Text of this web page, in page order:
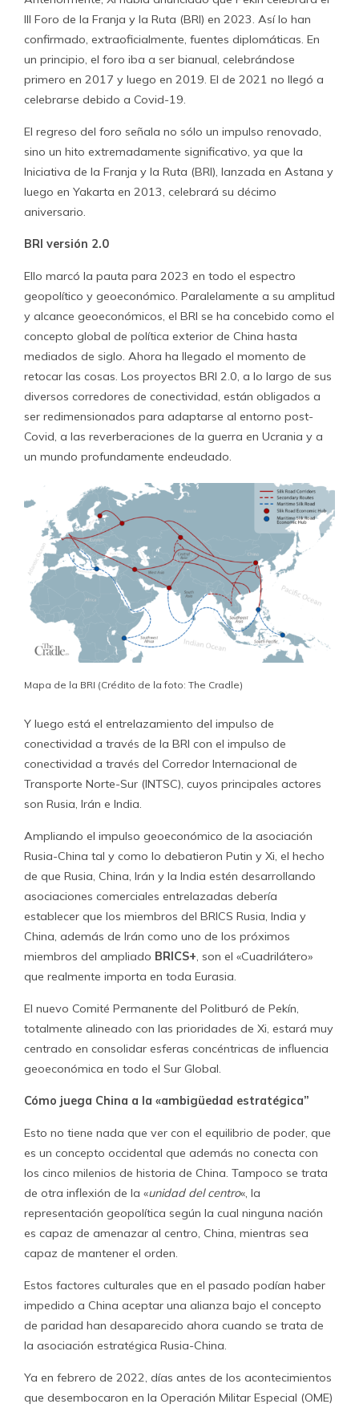
III Foro de la Franja y la Ruta (BRI) en 2023. Así lo han
confirmado, extraoficialmente, fuentes diplomáticas. En
un principio, el foro iba a ser bianual, celebrándose
primero en 2017 y luego en 2019. El de 2021 no llegó a
celebrarse debido a Covid-19.
El regreso del foro señala no sólo un impulso renovado,
sino un hito extremadamente significativo, ya que la
Iniciativa de la Franja y la Ruta (BRI), lanzada en Astana y
luego en Yakarta en 2013, celebrará su décimo
aniversario.
BRI versión 2.0
Ello marcó la pauta para 2023 en todo el espectro
geopolítico y geoeconómico. Paralelamente a su amplitud
y alcance geoeconómicos, el BRI se ha concebido como el
concepto global de política exterior de China hasta
mediados de siglo. Ahora ha llegado el momento de
retocar las cosas. Los proyectos BRI 2.0, a lo largo de sus
diversos corredores de conectividad, están obligados a
ser redimensionados para adaptarse al entorno post-
Covid, a las reverberaciones de la guerra en Ucrania y a
un mundo profundamente endeudado.
Mapa de la BRI (Crédito de la foto: The Cradle)
Y luego está el entrelazamiento del impulso de
conectividad a través de la BRI con el impulso de
conectividad a través del Corredor Internacional de
Transporte Norte-Sur (INTSC), cuyos principales actores
son Rusia, Irán e India.
Ampliando el impulso geoeconómico de la asociación
Rusia-China tal y como lo debatieron Putin y Xi, el hecho
de que Rusia, China, Irán y la India estén desarrollando
asociaciones comerciales entrelazadas debería
establecer que los miembros del BRICS Rusia, India y
China, además de Irán como uno de los próximos
miembros del ampliado BRICS+, son el «Cuadrilátero»
que realmente importa en toda Eurasia.
El nuevo Comité Permanente del Politburó de Pekín,
totalmente alineado con las prioridades de Xi, estará muy
centrado en consolidar esferas concéntricas de influencia
geoeconómica en todo el Sur Global.
Cómo juega China a la «ambigüedad estratégica”
Esto no tiene nada que ver con el equilibrio de poder, que
es un concepto occidental que además no conecta con
los cinco milenios de historia de China. Tampoco se trata
de otra inflexión de la «unidad del centro«, la
representación geopolítica según la cual ninguna nación
es capaz de amenazar al centro, China, mientras sea
capaz de mantener el orden.
Estos factores culturales que en el pasado podían haber
impedido a China aceptar una alianza bajo el concepto
de paridad han desaparecido ahora cuando se trata de
la asociación estratégica Rusia-China.
Ya en febrero de 2022, días antes de los acontecimientos
que desembocaron en la Operación Militar Especial (OME)